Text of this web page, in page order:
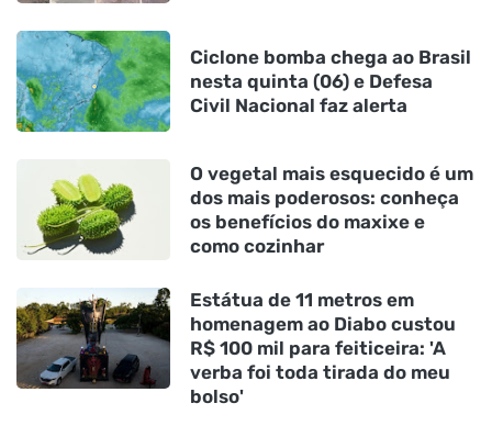
Ciclone bomba chega ao Brasil
nesta quinta (06) e Defesa
Civil Nacional faz alerta
O vegetal mais esquecido é um
dos mais poderosos: conheça
os benefícios do maxixe e
como cozinhar
Estátua de 11 metros em
homenagem ao Diabo custou
R$ 100 mil para feiticeira: 'A
verba foi toda tirada do meu
bolso'